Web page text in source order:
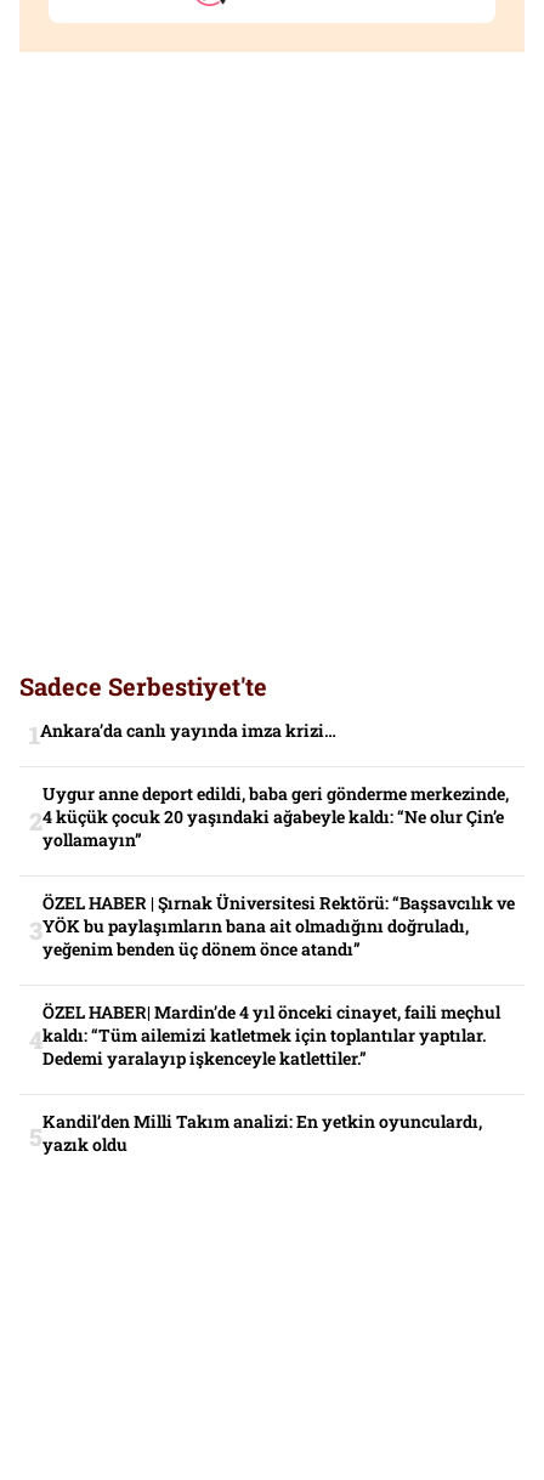
Sadece Serbestiyet'te
Ankara’da canlı yayında imza krizi…
Uygur anne deport edildi, baba geri gönderme merkezinde,
4 küçük çocuk 20 yaşındaki ağabeyle kaldı: “Ne olur Çin’e
yollamayın”
ÖZEL HABER | Şırnak Üniversitesi Rektörü: “Başsavcılık ve
YÖK bu paylaşımların bana ait olmadığını doğruladı,
yeğenim benden üç dönem önce atandı”
ÖZEL HABER| Mardin’de 4 yıl önceki cinayet, faili meçhul
kaldı: “Tüm ailemizi katletmek için toplantılar yaptılar.
Dedemi yaralayıp işkenceyle katlettiler.”
Kandil’den Milli Takım analizi: En yetkin oyunculardı,
yazık oldu